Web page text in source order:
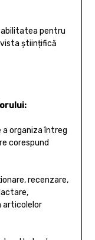
pentru
științifică
a organiza întreg
corespund
recenzare,
articolelor